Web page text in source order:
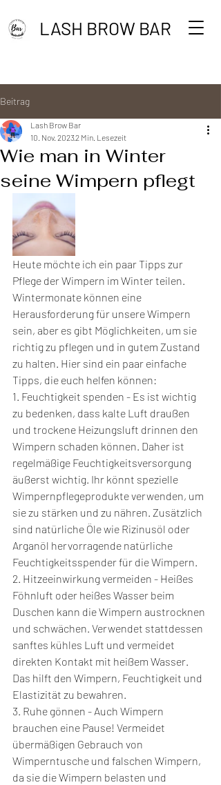
LASH BROW BAR
Beitrag
Wie man in Winter
seine Wimpern pflegt
Lash Brow Bar
10. Nov. 20232 Min. Lesezeit
Heute möchte ich ein paar Tipps zur
Pflege der Wimpern im Winter teilen.
Wintermonate können eine
Herausforderung für unsere Wimpern
sein, aber es gibt Möglichkeiten, um sie
richtig zu pflegen und in gutem Zustand
zu halten. Hier sind ein paar einfache
Tipps, die euch helfen können:
1. Feuchtigkeit spenden - Es ist wichtig
zu bedenken, dass kalte Luft draußen
und trockene Heizungsluft drinnen den
Wimpern schaden können. Daher ist
regelmäßige Feuchtigkeitsversorgung
äußerst wichtig. Ihr könnt spezielle
Wimpernpflegeprodukte verwenden, um
sie zu stärken und zu nähren. Zusätzlich
sind natürliche Öle wie Rizinusöl oder
Arganöl hervorragende natürliche
Feuchtigkeitsspender für die Wimpern.
2. Hitzeeinwirkung vermeiden - Heißes
Föhnluft oder heißes Wasser beim
Duschen kann die Wimpern austrocknen
und schwächen. Verwendet stattdessen
sanftes kühles Luft und vermeidet
direkten Kontakt mit heißem Wasser.
Das hilft den Wimpern, Feuchtigkeit und
Elastizität zu bewahren.
3. Ruhe gönnen - Auch Wimpern
brauchen eine Pause! Vermeidet
übermäßigen Gebrauch von
Wimperntusche und falschen Wimpern,
da sie die Wimpern belasten und